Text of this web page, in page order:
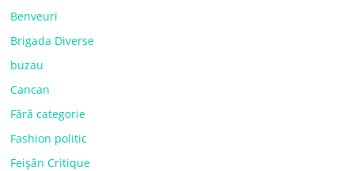
Benveuri
Brigada Diverse
buzau
Cancan
Fără categorie
Fashion politic
Feișăn Critique